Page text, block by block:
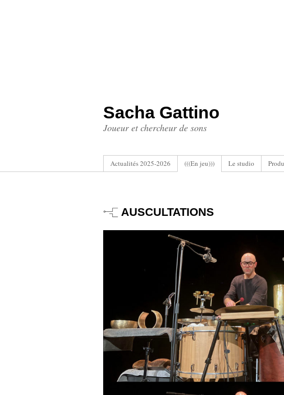
Sacha Gattino
Joueur et chercheur de sons
Actualités 2025-2026 (((En jeu))) Le studio
AUSCULTATIONS